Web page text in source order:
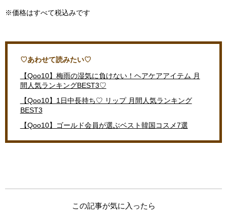
※価格はすべて税込みです
♡あわせて読みたい♡
【Qoo10】梅雨の湿気に負けない！ヘアケアアイテム 月
間人気ランキングBEST3♡
【Qoo10】1日中長持ち♡ リップ 月間人気ランキング
BEST3
【Qoo10】ゴールド会員が選ぶベスト韓国コスメ7選
この記事が気に入ったら